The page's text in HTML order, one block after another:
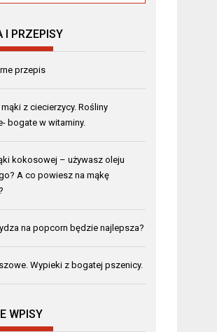
I PRZEPISY
przepis
z ciecierzycy. Rośliny
bogate w witaminy.
kokosowej – używasz oleju
A co powiesz na mąkę
na popcorn będzie najlepsza?
Wypieki z bogatej pszenicy.
WPISY